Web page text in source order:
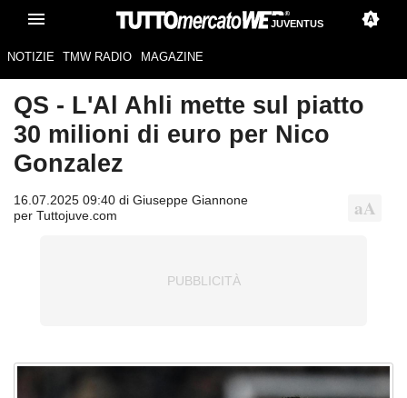
JUVENTUS
NOTIZIE TMW RADIO MAGAZINE
QS - L'Al Ahli mette sul piatto
30 milioni di euro per Nico
Gonzalez
16.07.2025 09:40 di Giuseppe Giannone
per Tuttojuve.com